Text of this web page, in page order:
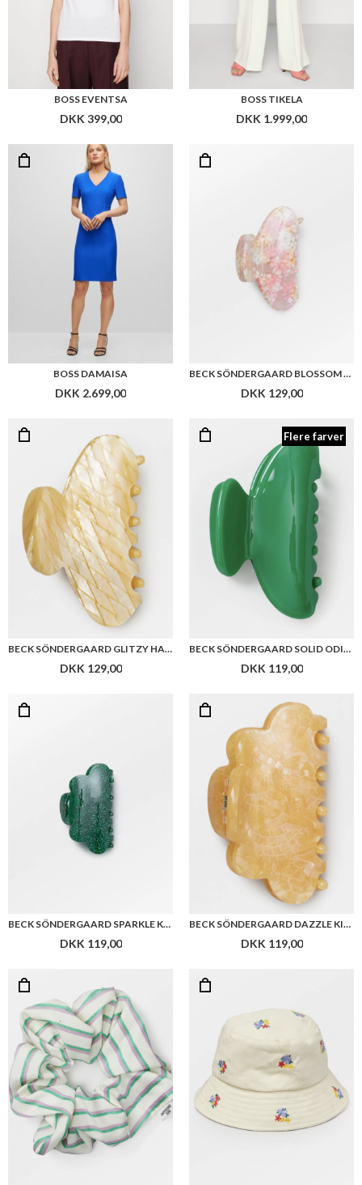
BOSS EVENTSA
DKK 399,00
BOSS TIKELA
DKK 1.999,00
BOSS DAMAISA
DKK 2.699,00
BECK SÖNDERGAARD BLOSSOM ODILLA HAIR CLAW
DKK 129,00
BECK SÖNDERGAARD GLITZY HAIR CLAW
DKK 129,00
Flere farver
BECK SÖNDERGAARD SOLID ODILLA HAIR CLAW
DKK 119,00
BECK SÖNDERGAARD SPARKLE KIVA HAIR CLAW
DKK 119,00
BECK SÖNDERGAARD DAZZLE KIVA HAIR CLAW
DKK 119,00